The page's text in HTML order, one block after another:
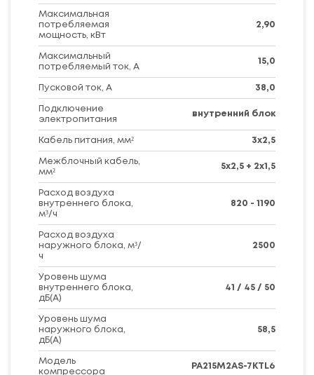
Максимальная
потребляемая
мощность, кВт
2,90
Максимальный
потребляемый ток, А
15,0
Пусковой ток, А 38,0
Подключение
электропитания
внутренний блок
Кабель питания, мм² 3х2,5
Межблочный кабель,
мм²
5х2,5 + 2х1,5
Расход воздуха
внутреннего блока,
м³/ч
820 - 1190
Расход воздуха
наружного блока, м³/
ч
2500
Уровень шума
внутреннего блока,
дБ(А)
41 / 45 / 50
Уровень шума
наружного блока,
дБ(А)
58,5
Модель
компрессора
PA215M2AS-7KTL6